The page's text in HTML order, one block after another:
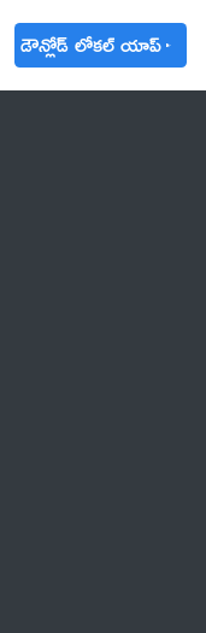
డౌన్లోడ్ లోకల్ యాప్